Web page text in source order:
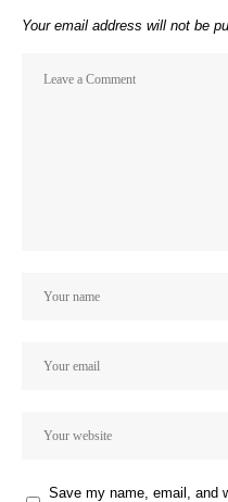
Your email address will not be
Save my name, email, and